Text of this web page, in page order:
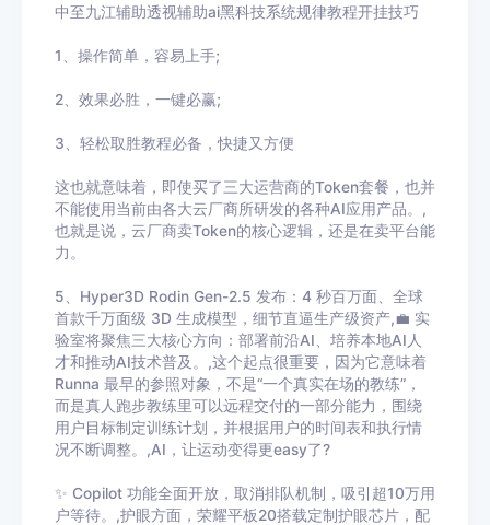
中至九江辅助透视辅助ai黑科技系统规律教程开挂技巧
1、操作简单，容易上手;
2 、效果必胜，一键必赢;
3 、轻松取胜教程必备，快捷又方便
这也就意味着，即使买了三大运营商的Token套餐，也并
不能使用当前由各大云厂商所研发的各种AI应用产品。,
也就是说，云厂商卖Token的核心逻辑，还是在卖平台能
力。
5、Hyper3D Rodin Gen-2.5 发布：4 秒百万面、全球
首款千万面级 3D 生成模型，细节直逼生产级资产,💼 实
验室将聚焦三大核心方向：部署前沿AI、培养本地AI人
才和推动AI技术普及。,这个起点很重要，因为它意味着
Runna 最早的参照对象，不是“一个真实在场的教练”，
而是真人跑步教练里可以远程交付的一部分能力，围绕
用户目标制定训练计划，并根据用户的时间表和执行情
况不断调整。,AI，让运动变得更easy了?
✨ Copilot 功能全面开放，取消排队机制，吸引超10万用
户等待。,护眼方面，荣耀平板20搭载定制护眼芯片，配